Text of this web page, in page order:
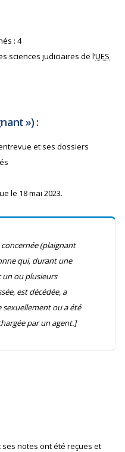
: 4
sciences judiciaires de l’UES
») :
et ses dossiers
le 18 mai 2023.
(plaignant
qui, durant une
un ou plusieurs
est décédée, a
sexuellement ou a été
par un agent.]
notes ont été reçues et